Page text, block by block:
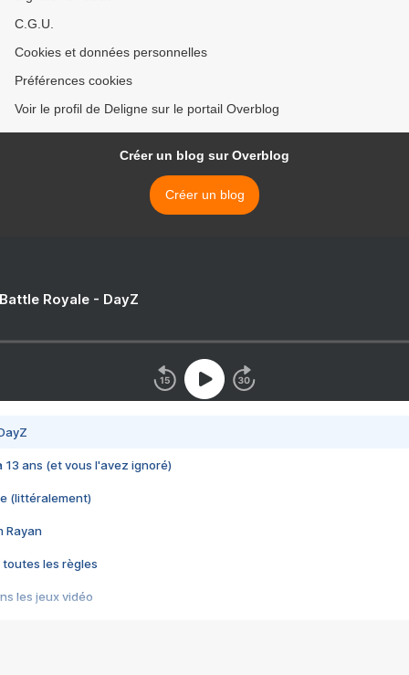
C.G.U.
Cookies et données personnelles
Préférences cookies
Voir le profil de Deligne sur le portail Overblog
Créer un blog sur Overblog
Créer un blog
Royale - DayZ
13 ans (et vous l'avez ignoré)
(littéralement)
Rayan
toutes les règles
les jeux vidéo